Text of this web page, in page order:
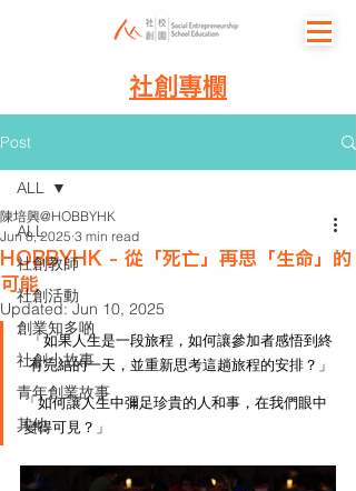
社創專欄
Post
ALL
社創教師
社創活動
創業知多啲
社創小故事
青年創業故事
其他
ALL
HOBBYHK - 從「死亡」再思「生命」的
可能
陳培興@HOBBYHK
Jun 8, 2025 3 min read
Updated:Jun 10, 2025
「如果人生是一段旅程，如何讓參加者感悟到終
有完結的一天，並重新思考這趟旅程的安排？」
「如何讓人生中彌足珍貴的人和事，在我們眼中
變得可見？」